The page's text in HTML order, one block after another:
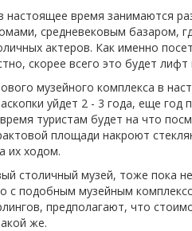
настоящее время занимаются
средневековым базаром,
актеров. Как именно
скорее всего это будет
музейного комплекса в
уйдет 2 - 3 года, еще год
туристам будет на что
площади накроют
их ходом.
столичный музей, тоже пока
с подобным музейным
предполагают, что
же.